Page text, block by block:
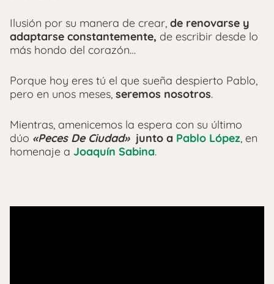
Ilusión por su manera de crear, de renovarse y
adaptarse constantemente, de escribir desde lo
más hondo del corazón…
Porque hoy eres tú el que sueña despierto Pablo,
pero en unos meses, seremos nosotros.
Mientras, amenicemos la espera con su último
dúo «Peces De Ciudad»junto a Pablo López, en
homenaje a Joaquín Sabina.